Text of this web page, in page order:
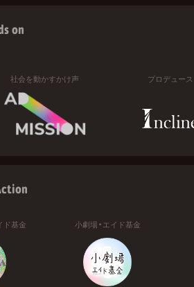
on
社会を動かすかけ声 プロデュース
ド基金 小劇場・エイド基金